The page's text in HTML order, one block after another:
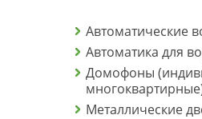
Автоматические
Автоматика для
Домофоны
Металлические